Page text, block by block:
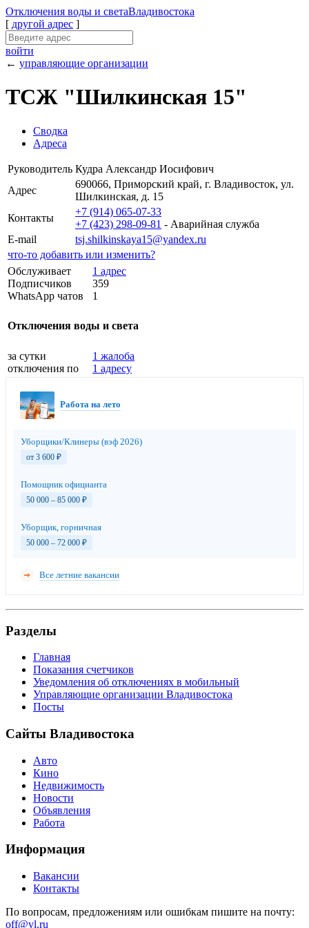
Отключения воды и светаВладивостока
[ другой адрес ]
войти
← управляющие организации
ТСЖ "Шилкинская 15"
Сводка
Адреса
Руководитель Кудра Александр Иосифович
Адрес
690066, Приморский край, г. Владивосток, ул.
Шилкинская, д. 15
Контакты
+7 (914) 065-07-33
+7 (423) 298-09-81 - Аварийная служба
E-mail
tsj.shilkinskaya15@yandex.ru
что-то добавить или изменить?
Обслуживает
Подписчиков
WhatsApp чатов
1 адрес
359
1
Отключения воды и света
за сутки
отключения по
1 жалоба
1 адресу
Работа на лето
Уборщики/Клинеры (вэф 2026)
от 3 600 ₽
Помощник официанта
50 000 – 85 000 ₽
Уборщик, горничная
50 000 – 72 000 ₽
Все летние вакансии
Разделы
Главная
Показания счетчиков
Уведомления об отключениях в мобильный
Управляющие организации Владивостока
Посты
Сайты Владивостока
Авто
Кино
Недвижимость
Новости
Объявления
Работа
Информация
Вакансии
Контакты
По вопросам, предложениям или ошибкам пишите на почту:
off@vl.ru